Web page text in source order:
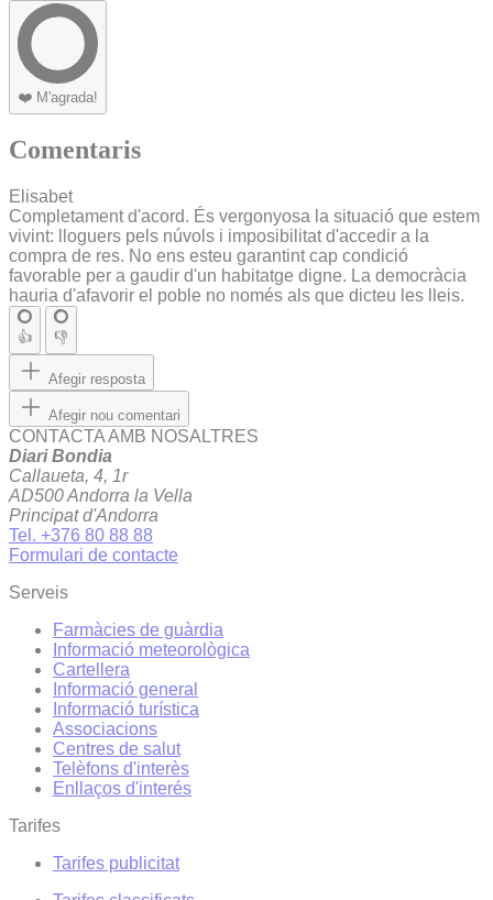
❤️ M'agrada!
Comentaris
Elisabet
Completament d'acord. És vergonyosa la situació que estem
vivint: lloguers pels núvols i imposibilitat d'accedir a la
compra de res. No ens esteu garantint cap condició
favorable per a gaudir d'un habitatge digne. La democràcia
hauria d'afavorir el poble no només als que dicteu les lleis.
👍 👎
Afegir resposta
Afegir nou comentari
CONTACTA AMB NOSALTRES
Diari Bondia
Callaueta, 4, 1r
AD500 Andorra la Vella
Principat d'Andorra
Tel. +376 80 88 88
Formulari de contacte
Serveis
Farmàcies de guàrdia
Informació meteorològica
Cartellera
Informació general
Informació turística
Associacions
Centres de salut
Telèfons d'interès
Enllaços d'interés
Tarifes
Tarifes publicitat